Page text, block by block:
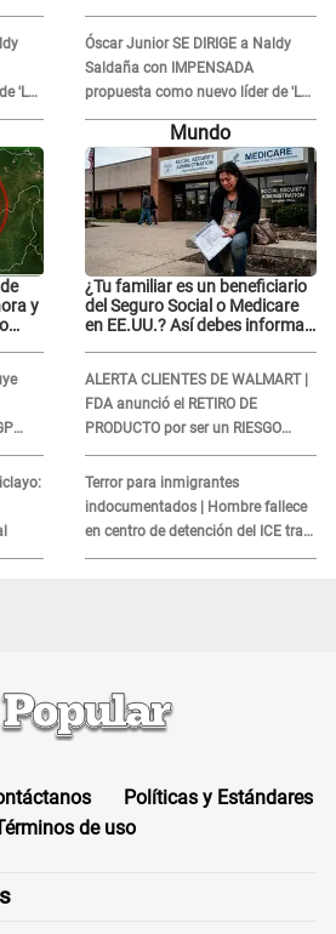
'La
tipo
en la orquesta: "Los humilla..."
Óscar Junior SE DIRIGE a Naldy
Saldaña con IMPENSADA
propuesta como nuevo líder de 'La
Bella Luz' tras denuncia: "Otro tipo
y
Mundo
¿Tu familiar es un beneficiario
del Seguro Social o Medicare
en EE.UU.? Así debes informar
ALERTA CLIENTES DE WALMART |
FDA anunció el RETIRO DE
PRODUCTO por ser un RIESGO
MORTAL para consumidores: ¿Cuál
es?
Terror para inmigrantes
indocumentados | Hombre fallece
en centro de detención del ICE tras
sufrir una "emergencia médica"
Políticas y Estándares
de uso